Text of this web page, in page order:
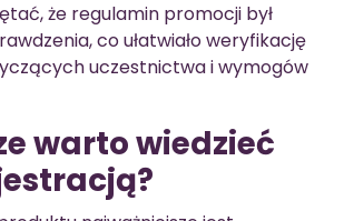
że regulamin promocji był
co ułatwiało weryfikację
uczestnictwa i wymogów
warto wiedzieć